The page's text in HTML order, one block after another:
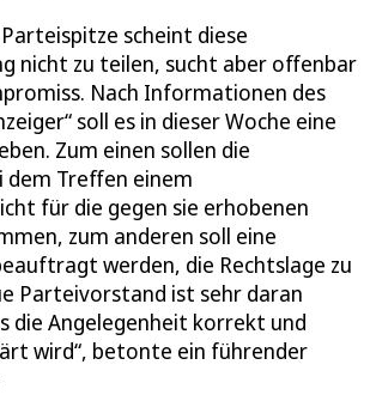
scheint diese
nicht zu teilen, sucht aber offenbar
Nach Informationen des
soll es in dieser Woche eine
Zum einen sollen die
Treffen einem
für die gegen sie erhobenen
zum anderen soll eine
werden, die Rechtslage zu
Parteivorstand ist sehr daran
die Angelegenheit korrekt und
wird“, betonte ein führender